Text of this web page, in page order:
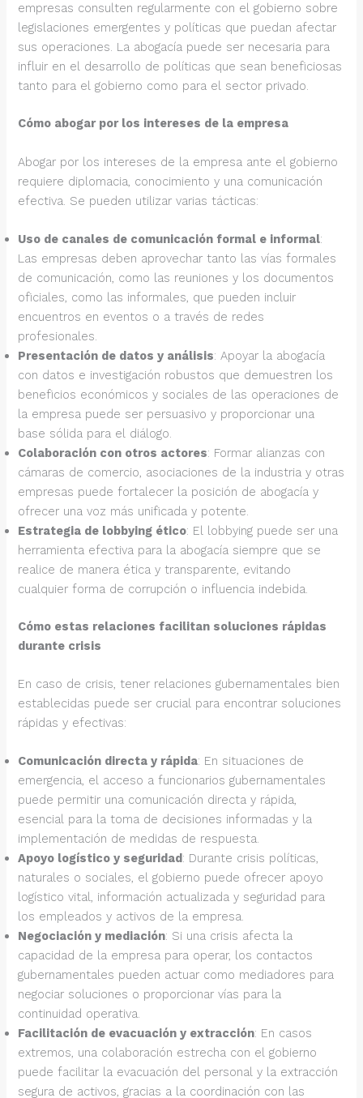
empresas consulten regularmente con el gobierno sobre
legislaciones emergentes y políticas que puedan afectar
sus operaciones. La abogacía puede ser necesaria para
influir en el desarrollo de políticas que sean beneficiosas
tanto para el gobierno como para el sector privado.
Cómo abogar por los intereses de la empresa
Abogar por los intereses de la empresa ante el gobierno
requiere diplomacia, conocimiento y una comunicación
efectiva. Se pueden utilizar varias tácticas:
Uso de canales de comunicación formal e informal:
Las empresas deben aprovechar tanto las vías formales
de comunicación, como las reuniones y los documentos
oficiales, como las informales, que pueden incluir
encuentros en eventos o a través de redes
profesionales.
Presentación de datos y análisis: Apoyar la abogacía
con datos e investigación robustos que demuestren los
beneficios económicos y sociales de las operaciones de
la empresa puede ser persuasivo y proporcionar una
base sólida para el diálogo.
Colaboración con otros actores: Formar alianzas con
cámaras de comercio, asociaciones de la industria y otras
empresas puede fortalecer la posición de abogacía y
ofrecer una voz más unificada y potente.
Estrategia de lobbying ético: El lobbying puede ser una
herramienta efectiva para la abogacía siempre que se
realice de manera ética y transparente, evitando
cualquier forma de corrupción o influencia indebida.
Cómo estas relaciones facilitan soluciones rápidas
durante crisis
En caso de crisis, tener relaciones gubernamentales bien
establecidas puede ser crucial para encontrar soluciones
rápidas y efectivas:
Comunicación directa y rápida: En situaciones de
emergencia, el acceso a funcionarios gubernamentales
puede permitir una comunicación directa y rápida,
esencial para la toma de decisiones informadas y la
implementación de medidas de respuesta.
Apoyo logístico y seguridad : Durante crisis políticas,
naturales o sociales, el gobierno puede ofrecer apoyo
logístico vital, información actualizada y seguridad para
los empleados y activos de la empresa.
Negociación y mediación: Si una crisis afecta la
capacidad de la empresa para operar, los contactos
gubernamentales pueden actuar como mediadores para
negociar soluciones o proporcionar vías para la
continuidad operativa.
Facilitación de evacuación y extracción: En casos
extremos, una colaboración estrecha con el gobierno
puede facilitar la evacuación del personal y la extracción
segura de activos, gracias a la coordinación con las